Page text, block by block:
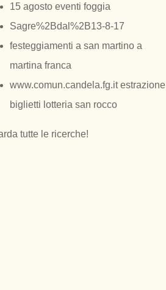
15 agosto eventi foggia
Sagre%2Bdal%2B13-8-17
festeggiamenti a san martino a
martina franca
www.comun.candela.fg.it estrazione
biglietti lotteria san rocco
tutte le ricerche!